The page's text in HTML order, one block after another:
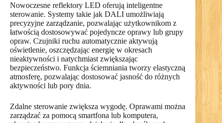
Nowoczesne reflektory LED oferują inteligentne
sterowanie. Systemy takie jak DALI umożliwiają
precyzyjne zarządzanie, pozwalając użytkownikom z
łatwością dostosowywać pojedyncze oprawy lub grupy
opraw. Czujniki ruchu automatycznie aktywują
oświetlenie, oszczędzając energię w okresach
nieaktywności i natychmiast zwiększając
bezpieczeństwo. Funkcja ściemniania tworzy elastyczną
atmosferę, pozwalając dostosować jasność do różnych
aktywności lub pory dnia.
Zdalne sterowanie zwiększa wygodę. Oprawami można
zarządzać za pomocą smartfona lub komputera,